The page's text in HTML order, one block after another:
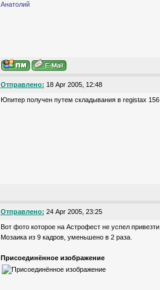
Анатолий
Отправлено: 18 Apr 2005, 12:48
Юпитер получен путем складывания в registax
Отправлено: 24 Apr 2005, 23:25
Вот фото которое на Астрофест не успел
Мозаика из 9 кадров, уменьшено в 2 раза.
Присоединённое изображение